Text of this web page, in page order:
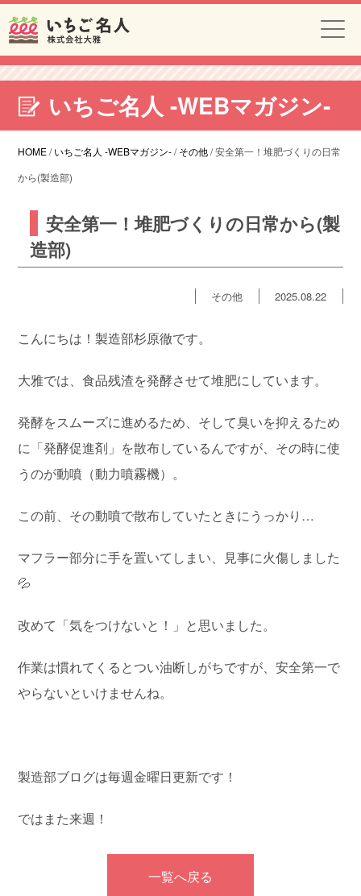
いちご名人 -WEBマガジン-
HOME/いちご名人 -WEBマガジン-/その他/安全第一！堆肥づくりの日常
から(製造部)
安全第一！堆肥づくりの日常から(製
造部)
その他 2025.08.22
こんにちは！製造部杉原徹です。
大雅では、食品残渣を発酵させて堆肥にしています。
発酵をスムーズに進めるため、そして臭いを抑えるため
に「発酵促進剤」を散布しているんですが、その時に使
うのが動噴（動力噴霧機）。
この前、その動噴で散布していたときにうっかり…
マフラー部分に手を置いてしまい、見事に火傷しました
💦
改めて「気をつけないと！」と思いました。
作業は慣れてくるとつい油断しがちですが、安全第一で
やらないといけませんね。
製造部ブログは毎週金曜日更新です！
ではまた来週！
一覧へ戻る